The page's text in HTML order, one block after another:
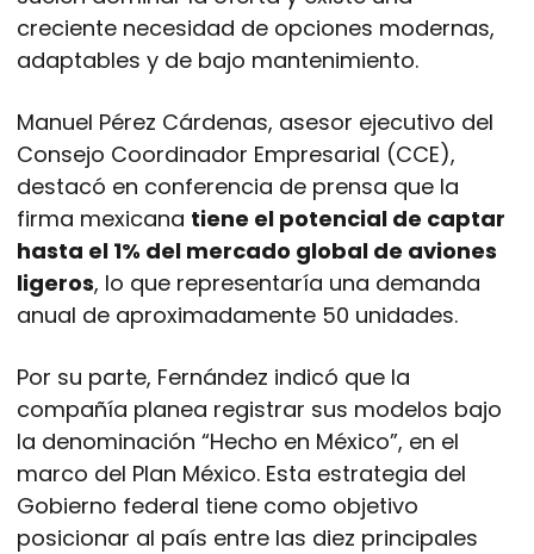
creciente necesidad de opciones modernas,
adaptables y de bajo mantenimiento.
Manuel Pérez Cárdenas, asesor ejecutivo del
Consejo Coordinador Empresarial (CCE),
destacó en conferencia de prensa que la
firma mexicana tiene el potencial de captar
hasta el 1% del mercado global de aviones
ligeros, lo que representaría una demanda
anual de aproximadamente 50 unidades.
Por su parte, Fernández indicó que la
compañía planea registrar sus modelos bajo
la denominación “Hecho en México”, en el
marco del Plan México. Esta estrategia del
Gobierno federal tiene como objetivo
posicionar al país entre las diez principales